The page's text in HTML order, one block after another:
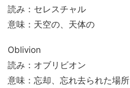
読み：セレスチャル
意味：天空の、天体の
Oblivion
読み：オブリビオン
意味：忘却、忘れ去られた場所